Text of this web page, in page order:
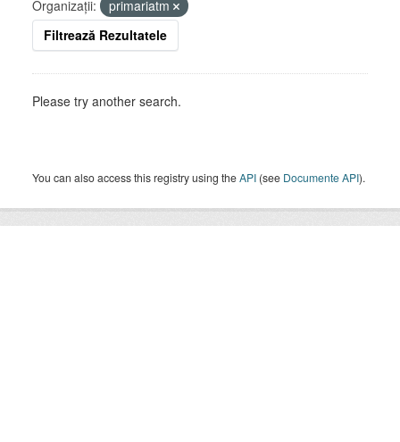
Organizații:
primariatm
Filtrează Rezultatele
Please try another search.
You can also access this registry using theAPI (see Documente API).